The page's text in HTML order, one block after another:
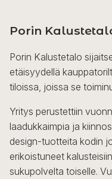
Porin
Porin Kalustetalo
etäisyydellä
tiloissa, joissa se
Yritys perustettiin
laadukkaimpia ja
design-tuotteita kodin
erikoistuneet
sukupolvelta toiselle.